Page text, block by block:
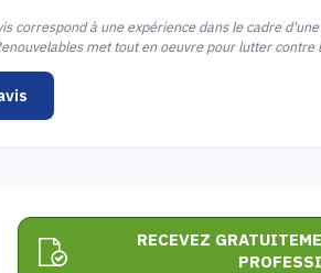
correspond à une expérience dans le cadre
met tout en oeuvre pour lutter contre
RECEVEZ